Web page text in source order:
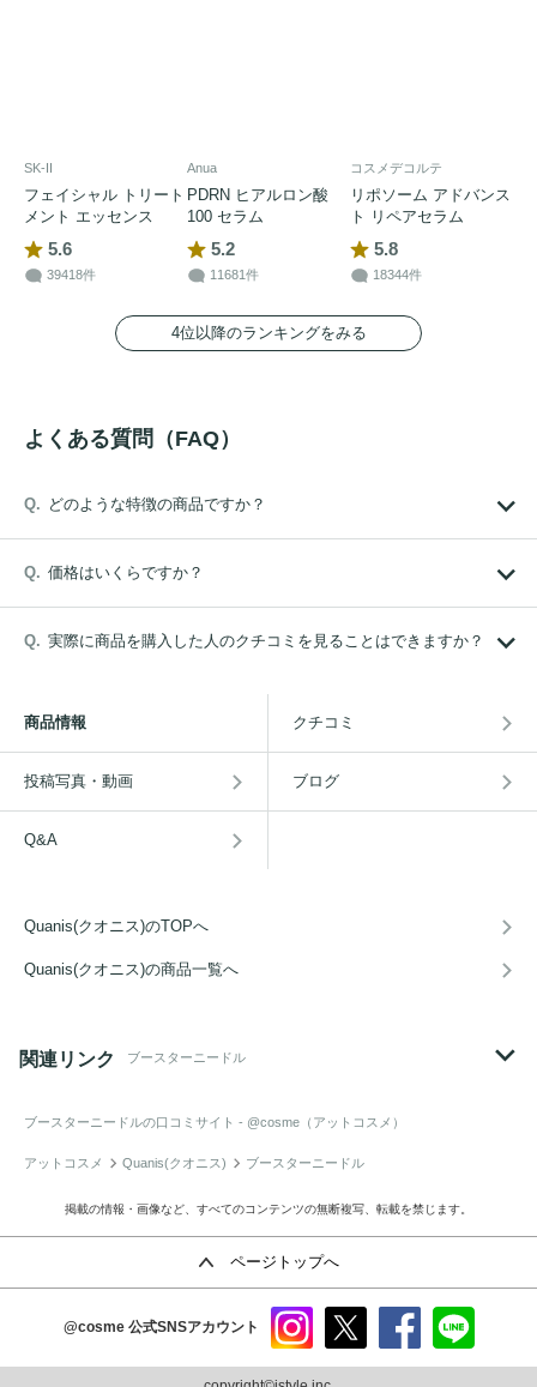
SK-II
フェイシャル トリート
メント エッセンス
5.6
39418件
Anua
PDRN ヒアルロン酸
100 セラム
5.2
11681件
コスメデコルテ
リポソーム アドバンス
ト リペアセラム
5.8
18344件
4位以降のランキングをみる
よくある質問（FAQ）
どのような特徴の商品ですか？
価格はいくらですか？
実際に商品を購入した人のクチコミを見ることはできますか？
商品情報 クチコミ
投稿写真・動画 ブログ
Q&A
Quanis(クオニス)のTOPへ
Quanis(クオニス)の商品一覧へ
関連リンク ブースターニードル
ブースターニードルの口コミサイト - @cosme（アットコスメ）
アットコスメ Quanis(クオニス) ブースターニードル
掲載の情報・画像など、すべてのコンテンツの無断複写、転載を禁じます。
ページトップへ
@cosme 公式SNSアカウント
ram